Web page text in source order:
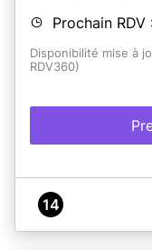
Prochain RDV
Disponibilité mise à
RDV360)
14